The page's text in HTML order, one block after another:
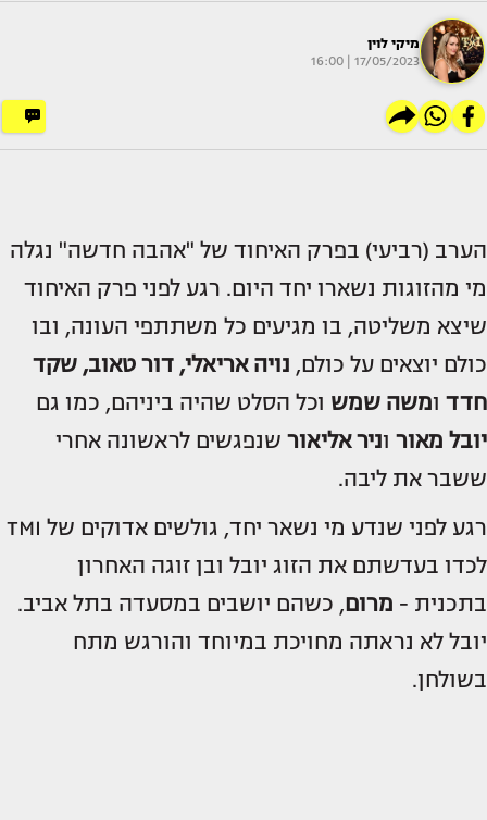
מיקי לוין
17/05/2023 | 16:00
הערב (רביעי) בפרק האיחוד של "אהבה חדשה" נגלה
מי מהזוגות נשארו יחד היום. רגע לפני פרק האיחוד
שיצא משליטה, בו מגיעים כל משתתפי העונה, ובו
כולם יוצאים על כולם, נויה אריאלי, דור טאוב, שקד
חדד ומשה שמש וכל הסלט שהיה ביניהם, כמו גם
יובל מאור וניר אליאור שנפגשים לראשונה אחרי
ששבר את ליבה.
רגע לפני שנדע מי נשאר יחד, גולשים אדוקים של TMI
לכדו בעדשתם את הזוג יובל ובן זוגה האחרון
בתכנית - מרום, כשהם יושבים במסעדה בתל אביב.
יובל לא נראתה מחויכת במיוחד והורגש מתח
בשולחן.